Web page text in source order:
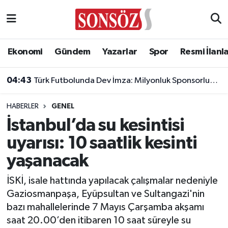
Ekonomi Gündem Yazarlar Spor Resmi
04:43 Türk Futbolunda Dev İmza: Milyonluk Sponsorluk Anlaşması Uzatıldı!
HABERLER GENEL
İstanbul’da su kesintisi
uyarısı: 10 saatlik kesinti
yaşanacak
İSKİ, isale hattında yapılacak çalışmalar nedeniyle
Gaziosmanpaşa, Eyüpsultan ve Sultangazi'nin
bazı mahallelerinde 7 Mayıs Çarşamba akşamı
saat 20.00’den itibaren 10 saat süreyle su
Asayiş
Biyografi
Çevre
Diğer
Dünya
Eğitim
Ankara Nöbetçi Eczaneler
Ankara Trafik Yoğunluk Haritası
Süper Lig Puan Durumu ve Fikstür
Tüm Manşetler
Son Dakika Haberleri
Haber Arşivi